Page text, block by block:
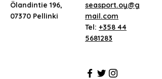
Ölandintie 196,
07370 Pellinki
seasport.oy@g
mail.com
Tel: +358 44
5681283